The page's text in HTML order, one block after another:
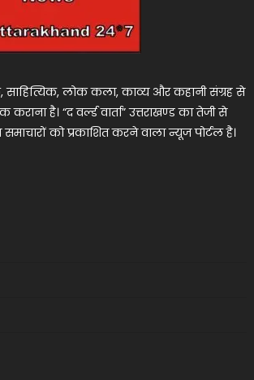
साहित्यिक, लोक कला, काव्य और कहानी संग्रह से
है। “द वर्ल्ड वार्ता” उत्तराखण्ड का तेजी से
को प्रकाशित करने वाला न्यूज पोर्टल है।